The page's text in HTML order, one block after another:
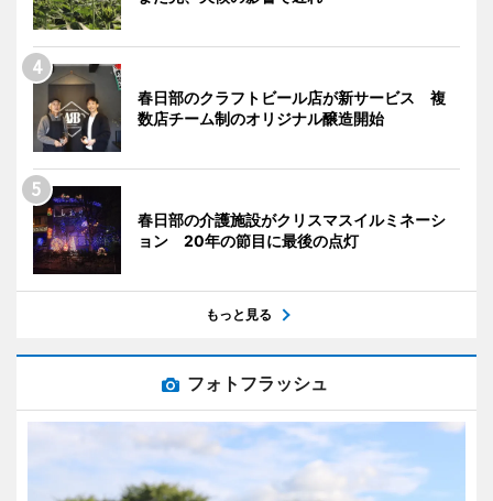
春日部のクラフトビール店が新サービス 複
数店チーム制のオリジナル醸造開始
春日部の介護施設がクリスマスイルミネーシ
ョン 20年の節目に最後の点灯
もっと見る
フォトフラッシュ